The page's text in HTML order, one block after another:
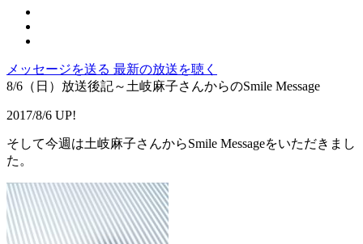
メッセージを送る 最新の放送を聴く
8/6（日）放送後記～土岐麻子さんからのSmile Message
2017/8/6 UP!
そして今週は土岐麻子さんからSmile Messageをいただきまし
た。